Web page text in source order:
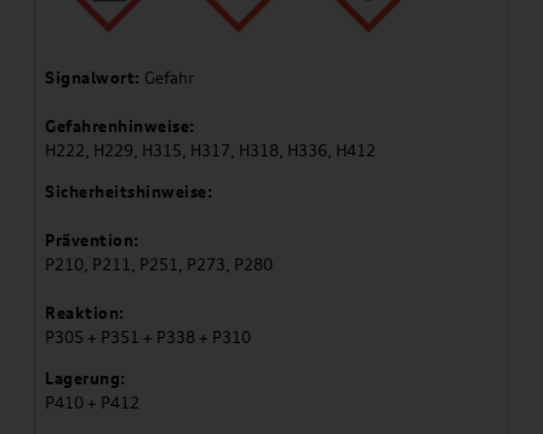
Signalwort: Gefahr
Gefahrenhinweise:
H222, H229, H315, H317, H318, H336, H412
Sicherheitshinweise:
Prävention:
P210, P211, P251, P273, P280
Reaktion:
P305 + P351 + P338 + P310
Lagerung:
P410 + P412